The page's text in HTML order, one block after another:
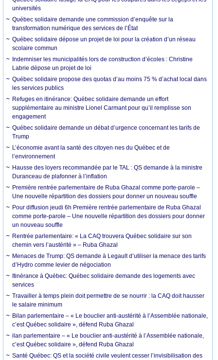
universités
Québec solidaire demande une commission d’enquête sur la
transformation numérique des services de l’État
Québec solidaire dépose un projet de loi pour la création d’un réseau
scolaire commun
Indemniser les municipalités lors de construction d’écoles : Christine
Labrie dépose un projet de loi
Québec solidaire propose des quotas d’au moins 75 % d’achat local dans
les services publics
Refuges en itinérance: Québec solidaire demande un effort
supplémentaire au ministre Lionel Carmant pour qu’il remplisse son
engagement
Québec solidaire demande un débat d’urgence concernant les tarifs de
Trump
L’économie avant la santé des citoyen·nes du Québec et de
l’environnement
Hausse des loyers recommandée par le TAL : QS demande à la ministre
Duranceau de plafonner à l’inflation
Première rentrée parlementaire de Ruba Ghazal comme porte-parole –
Une nouvelle répartition des dossiers pour donner un nouveau souffle
Pour diffusion jeudi 6h Première rentrée parlementaire de Ruba Ghazal
comme porte-parole – Une nouvelle répartition des dossiers pour donner
un nouveau souffle
Rentrée parlementaire: « La CAQ trouvera Québec solidaire sur son
chemin vers l’austérité » – Ruba Ghazal
Menaces de Trump: QS demande à Legault d’utiliser la menace des tarifs
d’Hydro comme levier de négociation
Itinérance à Québec: Québec solidaire demande des logements avec
services
Travailler à temps plein doit permettre de se nourrir : la CAQ doit hausser
le salaire minimum
Bilan parlementaire – « Le bouclier anti-austérité à l’Assemblée nationale,
c’est Québec solidaire », défend Ruba Ghazal
ilan parlementaire – « Le bouclier anti-austérité à l’Assemblée nationale,
c’est Québec solidaire », défend Ruba Ghazal
Santé Québec: QS et la société civile veulent cesser l’invisibilisation des